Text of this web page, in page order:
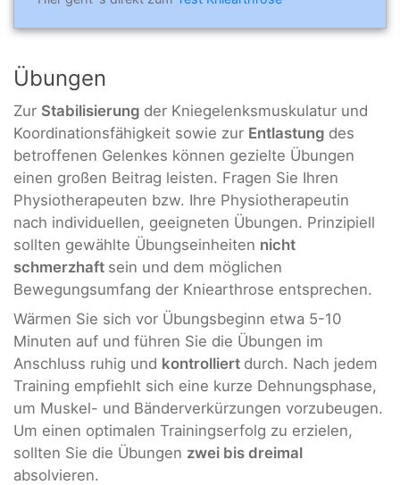
Übungen
Zur Stabilisierung der Kniegelenksmuskulatur und
Koordinationsfähigkeit sowie zur Entlastung des
betroffenen Gelenkes können gezielte Übungen
einen großen Beitrag leisten. Fragen Sie Ihren
Physiotherapeuten bzw. Ihre Physiotherapeutin
nach individuellen, geeigneten Übungen. Prinzipiell
sollten gewählte Übungseinheiten nicht
schmerzhaft sein und dem möglichen
Bewegungsumfang der Kniearthrose entsprechen.
Wärmen Sie sich vor Übungsbeginn etwa 5-10
Minuten auf und führen Sie die Übungen im
Anschluss ruhig und kontrolliert durch. Nach jedem
Training empfiehlt sich eine kurze Dehnungsphase,
um Muskel- und Bänderverkürzungen vorzubeugen.
Um einen optimalen Trainingserfolg zu erzielen,
sollten Sie die Übungen zwei bis dreimal
absolvieren.